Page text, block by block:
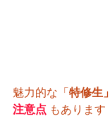
魅力的な「 特修生
注意点 もあります